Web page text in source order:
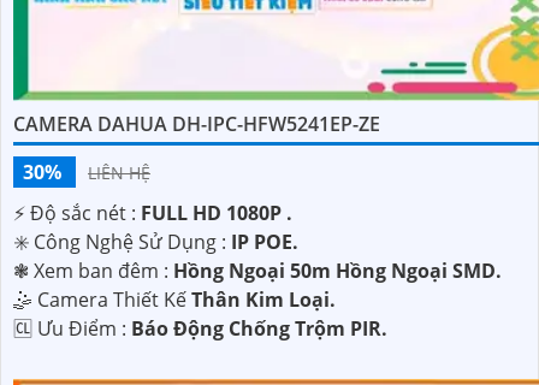
CAMERA DAHUA DH-IPC-HFW5241EP-ZE
30%
LIÊN HỆ
️⚡ Độ sắc nét : FULL HD 1080P .
✳️ Công Nghệ Sử Dụng : IP POE.
❃ Xem ban đêm : Hồng Ngoại 50m Hồng Ngoại SMD.
🤹 Camera Thiết KếThân Kim Loại.
️🆑 Ưu Điểm : Báo Động Chống Trộm PIR.